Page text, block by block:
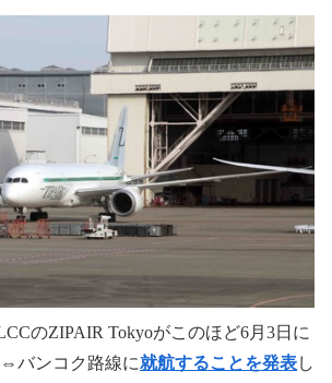
のZIPAIR Tokyoがこのほど6月 3日に
バンコク路線に就航することを発表し